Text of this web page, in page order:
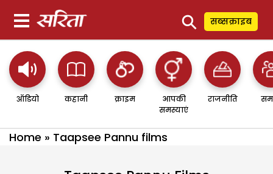
⚲ सब्सक्राइब
ऑडियो कहानी क्राइम
आपकी
समस्याएं
राजनीति
Home » Taapsee Pannu films